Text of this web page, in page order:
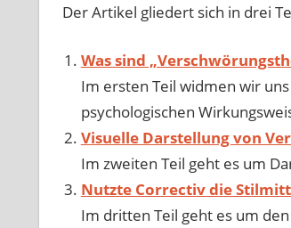
Der Artikel gliedert sich in drei
Was sind
Im ersten Teil widmen wir
psychologischen
Visuelle Darstellung von
Im zweiten Teil geht es um
Nutzte Correctiv die
Im dritten Teil geht es um